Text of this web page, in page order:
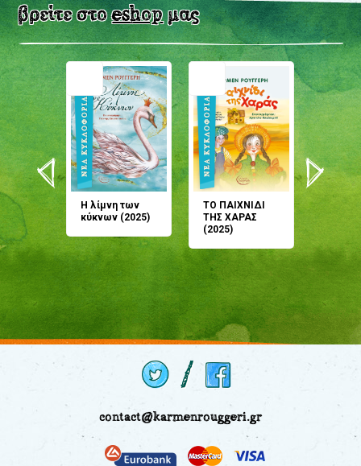
βρείτε στοeshopμας
Η λίμνη των
κύκνων (2025)
ΤΟ ΠΑΙΧΝΙΔΙ
ΤΗΣ ΧΑΡΑΣ
(2025)
μου;
(2024)
contact@karmenrouggeri.gr